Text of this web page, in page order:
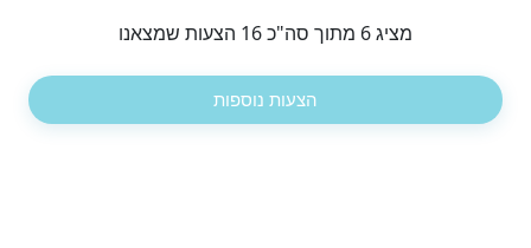
מציג 6 מתוך סה"כ 16 הצעות שמצאנו
הצעות נוספות